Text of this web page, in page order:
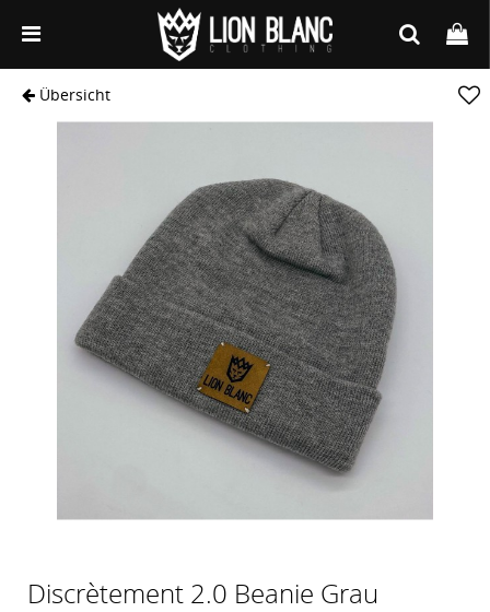
Übersicht
Discrètement 2.0 Beanie Grau